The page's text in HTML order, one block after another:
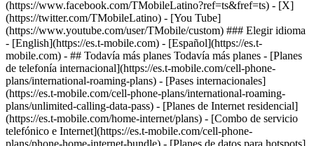
- ## Todavía más planes Todavía más planes - [Planes
de telefonía internacional](https://es.t-mobile.com/cell-phone-
plans/international-roaming-plans) - [Pases internacionales]
(https://es.t-mobile.com/cell-phone-plans/international-roaming-
plans/unlimited-calling-data-pass) - [Planes de Internet residencial]
(https://es.t-mobile.com/home-internet/plans) - [Combo de servicio
telefónico e Internet](https://es.t-mobile.com/cell-phone-
plans/phone-home-internet-bundle) - [Planes de datos para hotspots]